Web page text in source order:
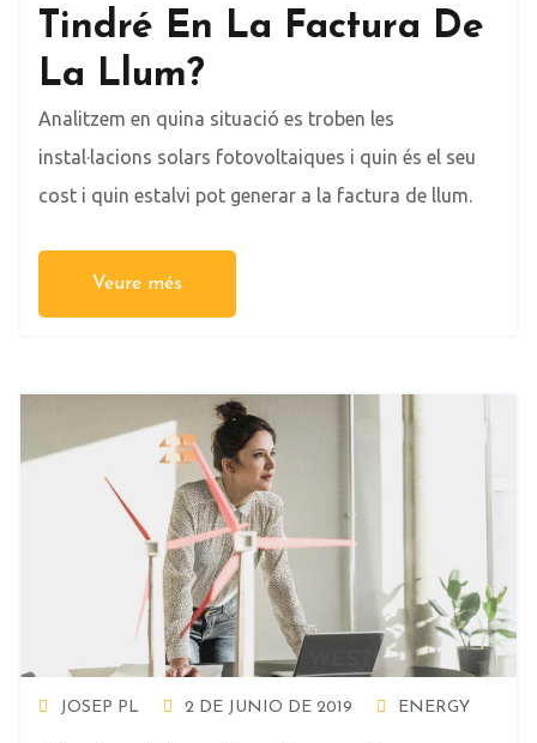
Tindré En La Factura De
La Llum?
Analitzem en quina situació es troben les
instal·lacions solars fotovoltaiques i quin és el seu
cost i quin estalvi pot generar a la factura de llum.
Veure més
JOSEP PL 2 DE JUNIO DE 2019 ENERGY